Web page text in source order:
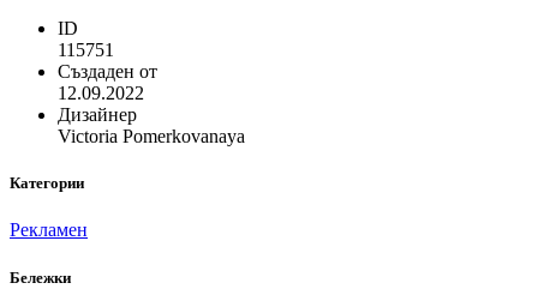
ID
115751
Създаден от
12.09.2022
Дизайнер
Victoria Pomerkovanaya
Категории
Рекламен
Бележки